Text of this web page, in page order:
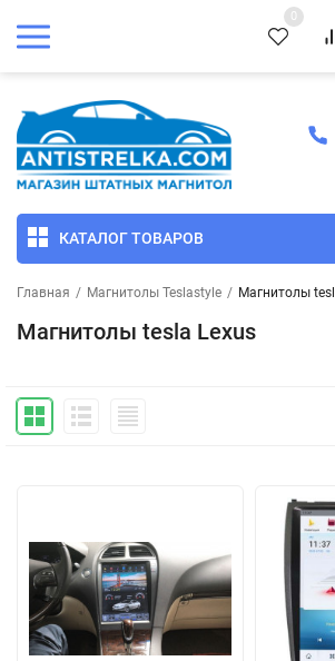
0
КАТАЛОГ ТОВАРОВ
Главная / Магнитолы Teslastyle / Магнитолы
Магнитолы tesla Lexus